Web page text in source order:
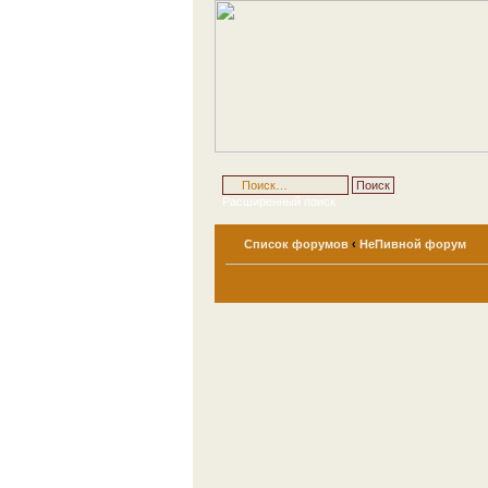
Расширенный поиск
Список форумов ‹ НеПивной форум